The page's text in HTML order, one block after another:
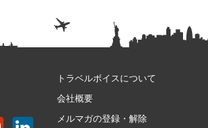
トラベルボイスについて
会社概要
メルマガの登録・解除